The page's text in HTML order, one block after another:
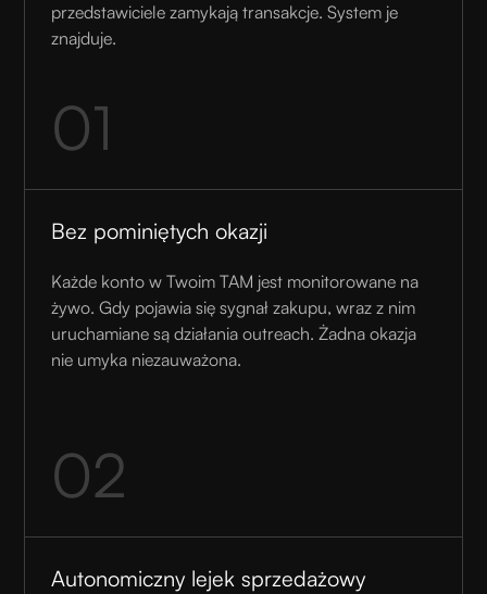
przedstawiciele zamykają transakcje. System je
znajduje.
01
Bez pominiętych okazji
Każde konto w Twoim TAM jest monitorowane na
żywo. Gdy pojawia się sygnał zakupu, wraz z nim
uruchamiane są działania outreach. Żadna okazja
nie umyka niezauważona.
02
Autonomiczny lejek sprzedażowy